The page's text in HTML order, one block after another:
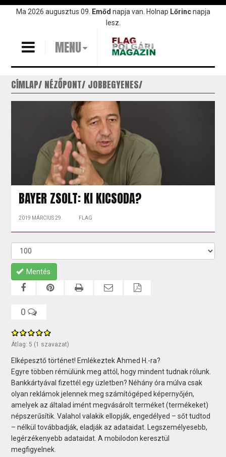
UgrásMa 2026 augusztus 09. Emőd napja van. Holnap Lőrincnapja
lesz.
MENU
CÍMLAP NÉZŐPONT JOBBEGYENES
BAYER ZSOLT: KI KICSODA?
2019 MÁRCIUS 29. FLAG
Mentés
0
Átlag: 5 (1 szavazat)
Elképesztő történet! Emlékeztek Ahmed H.-ra?
Egyre többen rémülünk meg attól, hogy mindent tudnak rólunk.
Bankkártyával fizettél egy üzletben? Néhány óra múlva csak
olyan reklámok jelennek meg számítógéped képernyőjén,
amelyek az általad imént megvásárolt terméket (termékeket)
népszerűsítik. Valahol valakik ellopják, engedélyed – sőt tudtod
– nélkül továbbadják, eladják az adataidat. Legszemélyesebb,
legérzékenyebb adataidat. A mobilodon keresztül
megfigyelnek.